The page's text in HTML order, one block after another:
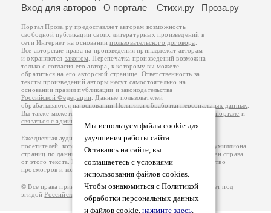
Мы используем файлы cookie для
улучшения работы сайта.
Оставаясь на сайте, вы
соглашаетесь с условиями
использования файлов cookies.
Чтобы ознакомиться с Политикой
обработки персональных данных
и файлов cookie, нажмите здесь.
Вход для авторов
О портале Стихи.ру Проза.ру
Портал Проза.ру предоставляет авторам возможность
свободной публикации своих литературных произведений в
сети Интернет на основаниипользовательского договора
Все авторские права на произведения принадлежат авторам
и охраняются законом . Перепечатка произведений возможна
только с согласия его автора, к которому вы можете
обратиться на его авторской странице. Ответственность за
тексты произведений авторы несут самостоятельно на
основанииправил публикации изаконодательства
Российской Федерации . Данные пользователей
обрабатываются на основании Политики обработки персональных данных
Вы также можете посмотреть более подробную
информацию о портале и
связаться с администрацией
Ежедневная аудитория портала Проза.ру – порядка 100 тысяч
посетителей, которые в общей сумме просматривают более полумиллиона
страниц по данным счетчика посещаемости, который расположен справа
от этого текста. В каждой графе указано по две цифры: количество
просмотров и количество посетителей.
© Все права принадлежат авторам, 2000-2026. Портал работает под
эгидойРоссийского союза писателей